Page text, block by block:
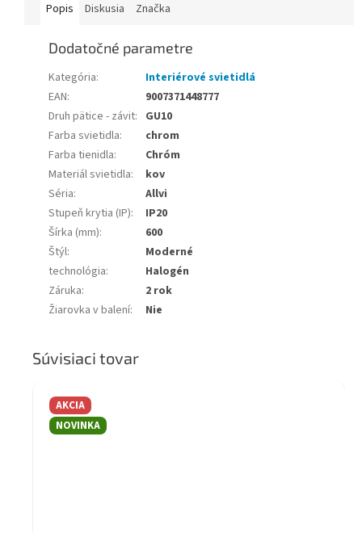
Popis Diskusia Značka
Dodatočné parametre
Kategória:
Interiérové svietidlá
EAN:
9007371448777
Druh pätice - závit: GU10
Farba svietidla:
chrom
Farba tienidla:
Chróm
Materiál svietidla:
kov
Séria:
Allvi
Stupeň krytia (IP):
IP20
Šírka (mm):
600
Štýl:
Moderné
technológia:
Halogén
Záruka:
2 rok
Žiarovka v balení: Nie
Súvisiaci tovar
AKCIA
NOVINKA